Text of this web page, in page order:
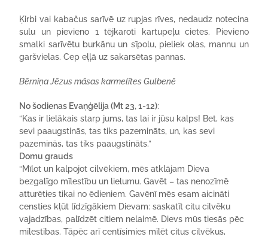
Ķirbi vai kabačus sarīvē uz rupjas rīves, nedaudz notecina
sulu un pievieno 1 tējkaroti kartupeļu cietes. Pievieno
smalki sarīvētu burkānu un sīpolu, pieliek olas, mannu un
garšvielas. Cep eļļā uz sakarsētas pannas.
Bērniņa Jēzus māsas karmelītes Gulbenē
No šodienas Evaņģēlija (Mt 23, 1-12):
“Kas ir lielākais starp jums, tas lai ir jūsu kalps! Bet, kas
sevi paaugstinās, tas tiks pazemināts, un, kas sevi
pazeminās, tas tiks paaugstināts.”
Domu grauds
“Mīlot un kalpojot cilvēkiem, mēs atklājam Dieva
bezgalīgo mīlestību un lielumu. Gavēt – tas nenozīmē
atturēties tikai no ēdieniem. Gavēnī mēs esam aicināti
censties kļūt līdzīgākiem Dievam: saskatīt citu cilvēku
vajadzības, palīdzēt citiem nelaimē. Dievs mūs tiesās pēc
mīlestības. Tāpēc arī centīsimies mīlēt citus cilvēkus,